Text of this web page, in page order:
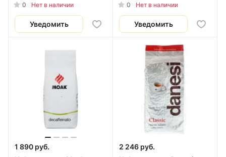
0 Нет в наличии
Уведомить
0 Нет в наличии
Уведомить
1 890 руб.
2 246 руб.